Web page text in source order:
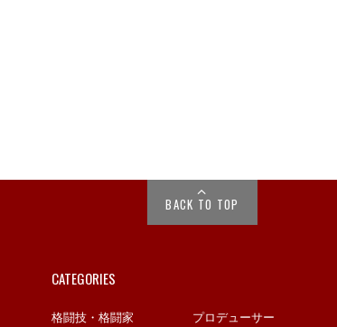
BACK TO TOP
CATEGORIES
格闘技・格闘家 プロデューサー